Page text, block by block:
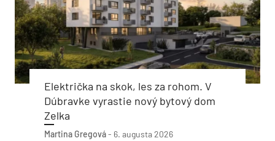
Električka na skok, les za rohom. V
Dúbravke vyrastie nový bytový dom
Zelka
Martina Gregová- 6. augusta 2026